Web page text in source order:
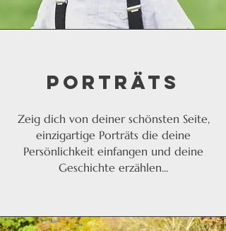
Porträts
Zeig dich von deiner schönsten Seite,
einzigartige Porträts die deine
Persönlichkeit einfangen und deine
Geschichte erzählen...